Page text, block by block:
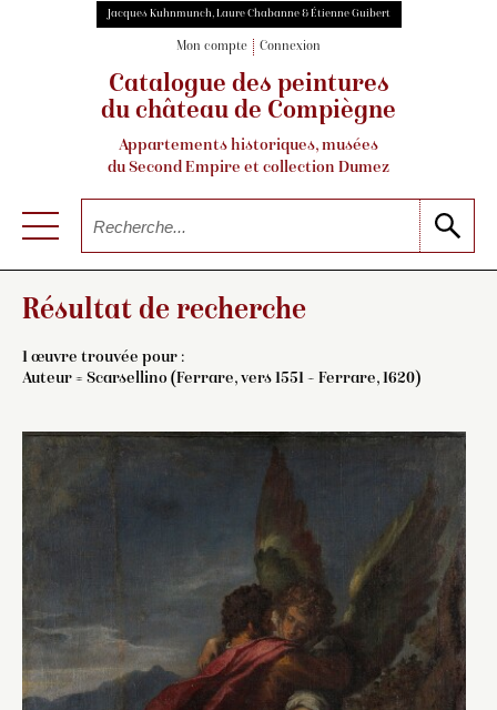
Jacques Kuhnmunch, Laure Chabanne & Étienne Guibert
Mon compte Connexion
Catalogue des peintures
du château de Compiègne
Appartements historiques, musées
du Second Empire et collection Dumez
Résultat de recherche
1 œuvre trouvée pour :
Auteur = Scarsellino (Ferrare, vers 1551 – Ferrare, 1620)